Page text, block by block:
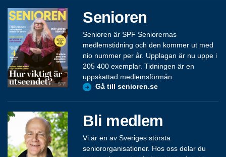
Senioren
Senioren är SPF Seniorernas
medlemstidning och den kommer ut med
nio nummer per år. Upplagan är nu uppe i
205 400 exemplar. Tidningen är en
uppskattad medlemsförmån.
Gå till senioren.se
Bli medlem
Vi är en av Sveriges största
seniororganisationer. Hos oss delar du